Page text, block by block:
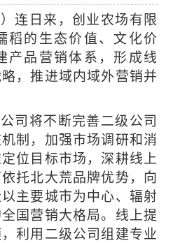
连日来，创业农场有限
稻的生态价值、文化价
产品营销体系，形成线
，推进域内域外营销并
司将不断完善二级公司
制，加强市场调研和消
位目标市场，深耕线上
托北大荒品牌优势，向
主要城市为中心、辐射
国营销大格局。线上提
利用二级公司组建专业